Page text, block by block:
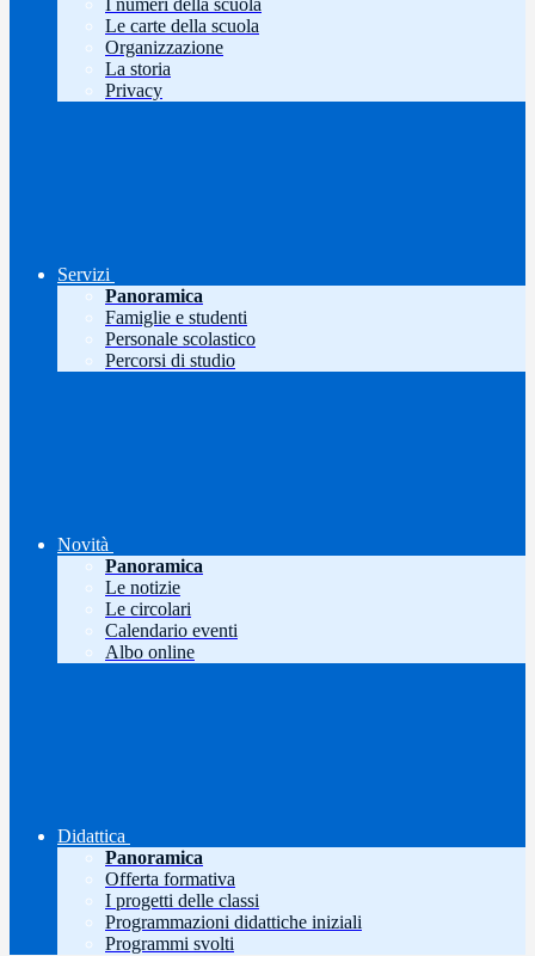
I numeri della scuola
Le carte della scuola
Organizzazione
La storia
Privacy
Servizi
Panoramica
Famiglie e studenti
Personale scolastico
Percorsi di studio
Novità
Panoramica
Le notizie
Le circolari
Calendario eventi
Albo online
Didattica
Panoramica
Offerta formativa
I progetti delle classi
Programmazioni didattiche iniziali
Programmi svolti